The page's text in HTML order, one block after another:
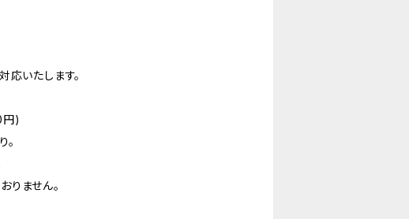
いたします。
円)
。
ません。